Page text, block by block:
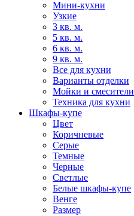
Мини-кухни
Узкие
3 кв. м.
5 кв. м.
6 кв. м.
9 кв. м.
Все для кухни
Варианты отделки
Мойки и смесители
Техника для кухни
Шкафы-купе
Цвет
Коричневые
Серые
Темные
Черные
Светлые
Белые шкафы-купе
Венге
Размер